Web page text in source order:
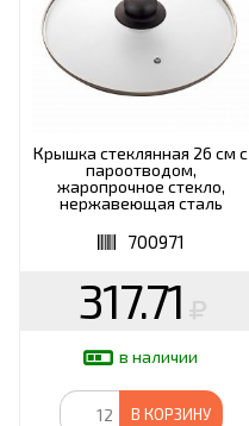
Крышка стеклянная 26 см с
пароотводом,
жаропрочное стекло,
нержавеющая сталь
KC-226
700971
317.71
в наличии
В КОРЗИНУ